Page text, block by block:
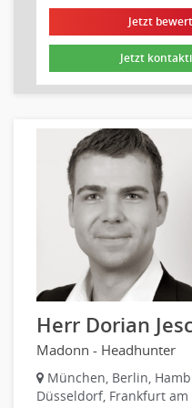
Universität, Fachhochschule
Unterricht: Grundschule
Unterricht: Sekundarstufe
Fotografie, Video
Grafik- und
Medien-, Screen-, Webdesign
Modedesign, Schmuckdesign
Produktdesign,
Theater, Schauspiel, Musik,
Beschaffungslogistik
Disposition
Einkauf
Logistik
Entsorgungslogistik
Fuhrparkmanagement
Jetzt
Jetzt
Herr Dorian
Madonn - Headhunter
München, Berlin,
Düsseldorf, Frankfurt